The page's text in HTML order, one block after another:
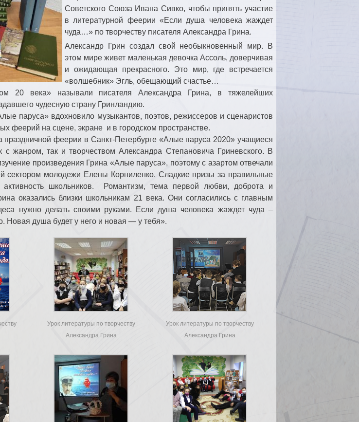
Советского Союза Ивана Сивко, чтобы принять участие
в литературной феерии «Если душа человека жаждет
чуда…» по творчеству писателя Александра Грина.
Александр Грин создал свой необыкновенный мир. В
этом мире живет маленькая девочка Ассоль, доверчивая
и ожидающая прекрасного. Это мир, где встречается
«волшебник» Эгль, обещающий счастье…
20 века» называли писателя Александра Грина, в тяжелейших
чудесную страну Гринландию.
паруса» вдохновило музыкантов, поэтов, режиссеров и сценаристов
феерий на сцене, экране и в городском пространстве.
феерии в Санкт-Петербурге «Алые паруса 2020» учащиеся
с жанром, так и творчеством Александра Степановича Гриневского. В
произведения Грина «Алые паруса», поэтому с азартом отвечали
сектором молодежи Елены Корниленко. Сладкие призы за правильные
активность школьников. Романтизм, тема первой любви, доброта и
оказались близки школьникам 21 века. Они согласились с главным
нужно делать своими руками. Если душа человека жаждет чуда –
Новая душа будет у него и новая — у тебя».
Урок литературы по творчеству
Александра Грина
Урок литературы по творчеству
Александра Грина